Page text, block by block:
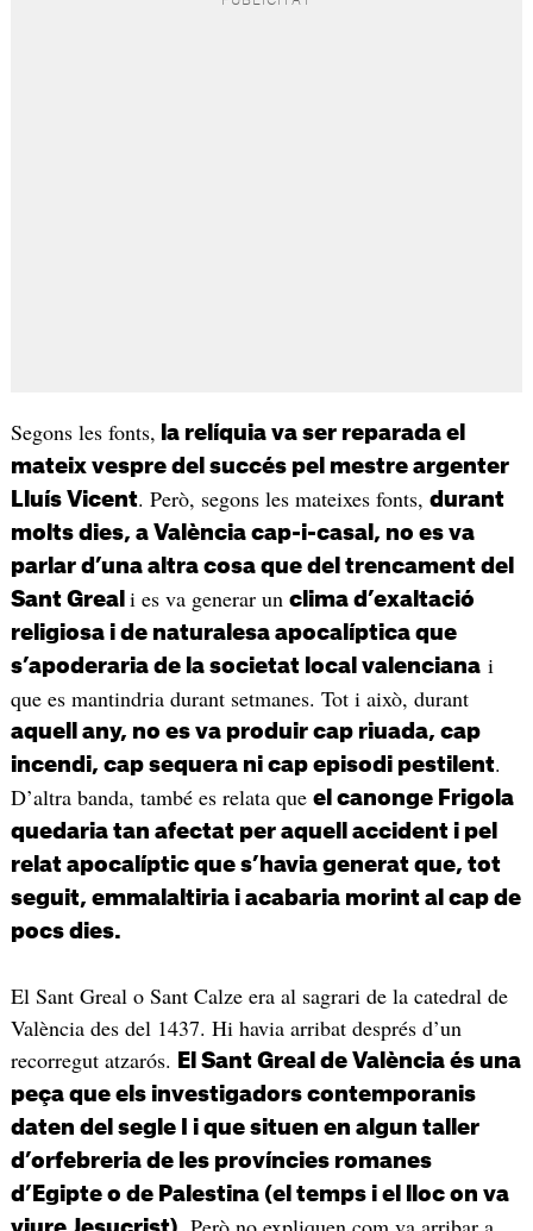
Segons les fonts, la relíquia va ser reparada el
mateix vespre del succés pel mestre argenter
Lluís Vicent. Però, segons les mateixes fonts, durant
molts dies, a València cap-i-casal, no es va
parlar d’una altra cosa que del trencament del
Sant Greal i es va generar un clima d’exaltació
religiosa i de naturalesa apocalíptica que
s’apoderaria de la societat local valencianai
que es mantindria durant setmanes. Tot i això, durant
aquell any, no es va produir cap riuada, cap
incendi, cap sequera ni cap episodi pestilent.
D’altra banda, també es relata que el canonge Frigola
quedaria tan afectat per aquell accident i pel
relat apocalíptic que s’havia generat que, tot
seguit, emmalaltiria i acabaria morint al cap de
pocs dies.
El Sant Greal o Sant Calze era al sagrari de la catedral de
València des del 1437. Hi havia arribat després d’un
recorregut atzarós.
El Sant Greal de València és una
peça que els investigadors contemporanis
daten del segle I i que situen en algun taller
d’orfebreria de les províncies romanes
d’Egipte o de Palestina (el temps i el lloc on va